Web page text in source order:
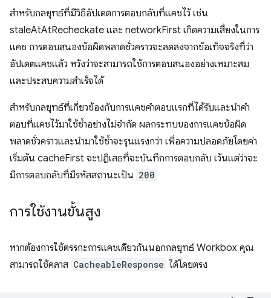
สำหรับกลยุทธ์ที่มีวิธีอัปเดตการตอบกลับที่แคชไว้ เช่น
staleAtAtRecheckate และ networkFirst เกิดความเสี่ยงในการ
แคช การตอบสนองข้อผิดพลาดชั่วคราวจะลดลงจากข้อเท็จจริงที่ว่า
อัปเดตแคชแล้ว หวังว่าจะสามารถใช้การตอบสนองอย่างเหมาะสม
และประสบความสำเร็จได้
สําหรับกลยุทธ์ที่เกี่ยวข้องกับการแคชคําตอบแรกที่ได้รับและนําคํา
ตอบที่แคชไว้มาใช้ซ้ำอย่างไม่จํากัด ผลกระทบของการแคชข้อผิด
พลาดชั่วคราวและนํามาใช้ซ้ำจะรุนแรงกว่า เพื่อความปลอดภัยโดยค่า
เริ่มต้น cacheFirst จะปฏิเสธที่จะบันทึกการตอบกลับ เว้นแต่ว่าจะ
มีการตอบกลับที่มีรหัสสถานะเป็น 200
การใช้งานขั้นสูง
หากต้องการใช้ตรรกะการแคชเดียวกันนอกกลยุทธ์ Workbox คุณ
สามารถใช้คลาส CacheableResponse ได้โดยตรง